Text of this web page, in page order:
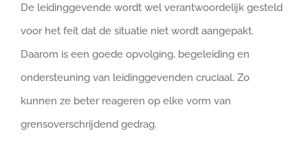
De leidinggevende wordt wel verantwoordelijk gesteld
voor het feit dat de situatie niet wordt aangepakt.
Daarom is een goede opvolging, begeleiding en
ondersteuning van leidinggevenden cruciaal. Zo
kunnen ze beter reageren op elke vorm van
grensoverschrijdend gedrag.